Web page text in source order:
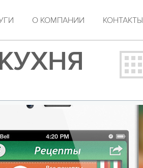
О КОМПАНИИ КОНТАКТЫ